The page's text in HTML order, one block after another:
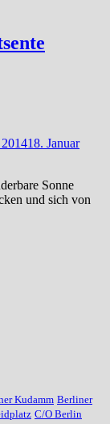
18. Januar
Sonne
und sich von
Kudamm Berliner
C/O Berlin